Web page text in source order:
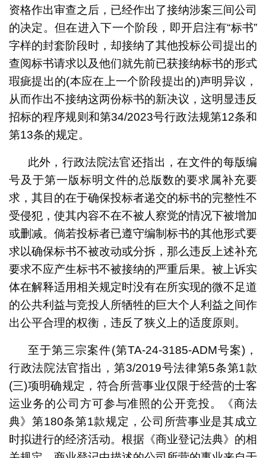
资格作出审查之后，已经作出了接纳涉案三间公司
的决定。但在进入下一个阶段，即开启注有“标书”
字样的封套阶段时，却接纳了其他投标公司提出的
查阅标书请求以及他们就先前已获接纳标书的形式
瑕疵提出的(本应在上一个阶段提出的)声明异议，
从而作出不接纳这两份标书的新决议，这明显违反
招标的程序规则和第34/2023号行政法规第12条和
第13条的规定。
此外，行政法院法官还指出，在文件的每版编
号及于第一版标明文件的总版数的要求属补充要
求，其目的在于确保投标者递交的标书的完整性不
受侵犯，使其内容不在不被人察觉的情况下被增加
或删减。倘若投标者已遵守编制标书的其他形式要
求以确保标书不被改动或分拆，那么违反上述补充
要求不应产生标书不被接纳的严重后果。被上诉实
体在解释适用相关规定时没有在所实现的微不足道
的公共利益与竞投人所牺牲的巨大个人利益之间作
出公平合理的权衡，违反了狭义上的适度原则。
至于第三宗案件(第TA-24-3185-ADM号案)，
行政法院法官指出，第3/2019号法律第5条第1款
(三)项明确规定，符合所营事业仅限于经营的士客
运业务的公司方可参与准照的公开竞投。《商法
典》第180条第1款规定，公司所营事业是其成立
时拟进行的经济活动。根据《商业登记法典》的相